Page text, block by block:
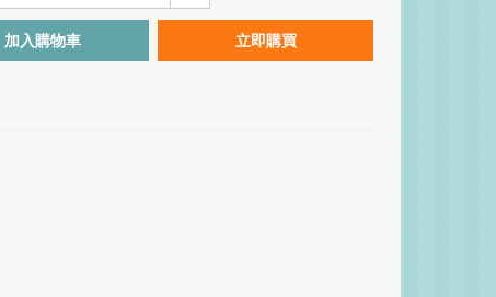
加入購物車 立即購買